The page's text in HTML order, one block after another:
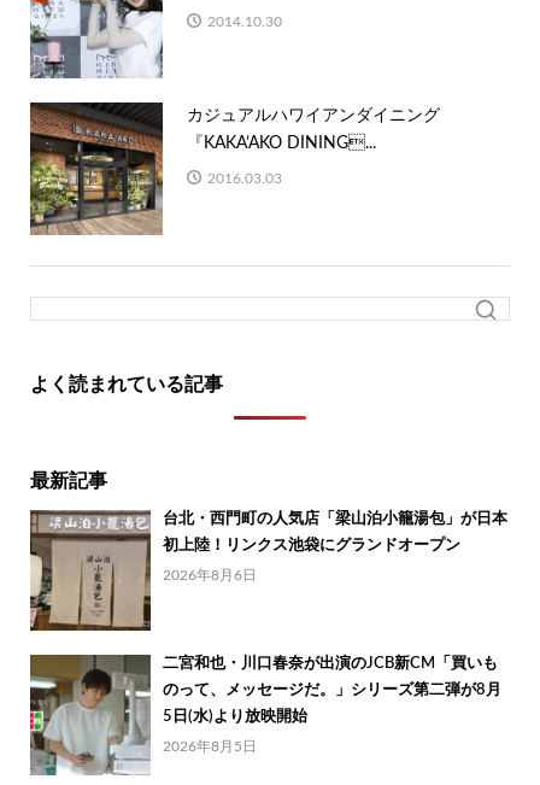
2014.10.30
カジュアルハワイアンダイニング
『KAKA’AKO DINING...
2016.03.03
よく読まれている記事
最新記事
台北・西門町の人気店「梁山泊小籠湯包」が日本
初上陸！リンクス池袋にグランドオープン
2026年8月6日
二宮和也・川口春奈が出演のJCB新CM「買いも
のって、メッセージだ。」シリーズ第二弾が8月
5日(水)より放映開始
2026年8月5日